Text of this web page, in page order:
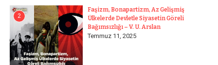
2
Faşizm, Bonapartizm, Az Gelişmiş
Ülkelerde Devletle Siyasetin Göreli
Bağımsızlığı – V. U. Arslan
Temmuz 11, 2025